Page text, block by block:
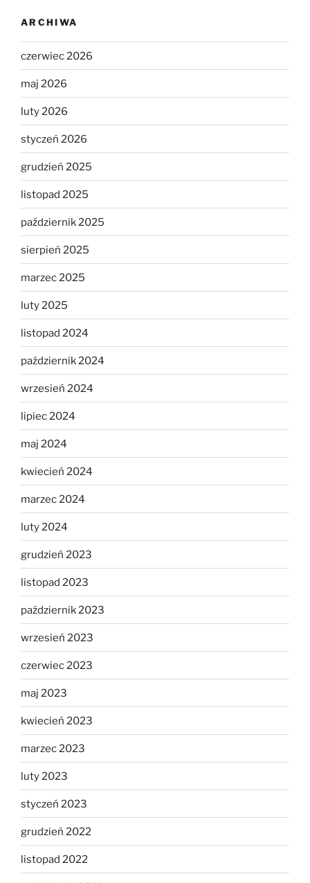
ARCHIWA
czerwiec 2026
maj 2026
luty 2026
styczeń 2026
grudzień 2025
listopad 2025
październik 2025
sierpień 2025
marzec 2025
luty 2025
listopad 2024
październik 2024
wrzesień 2024
lipiec 2024
maj 2024
kwiecień 2024
marzec 2024
luty 2024
grudzień 2023
listopad 2023
październik 2023
wrzesień 2023
czerwiec 2023
maj 2023
kwiecień 2023
marzec 2023
luty 2023
styczeń 2023
grudzień 2022
listopad 2022